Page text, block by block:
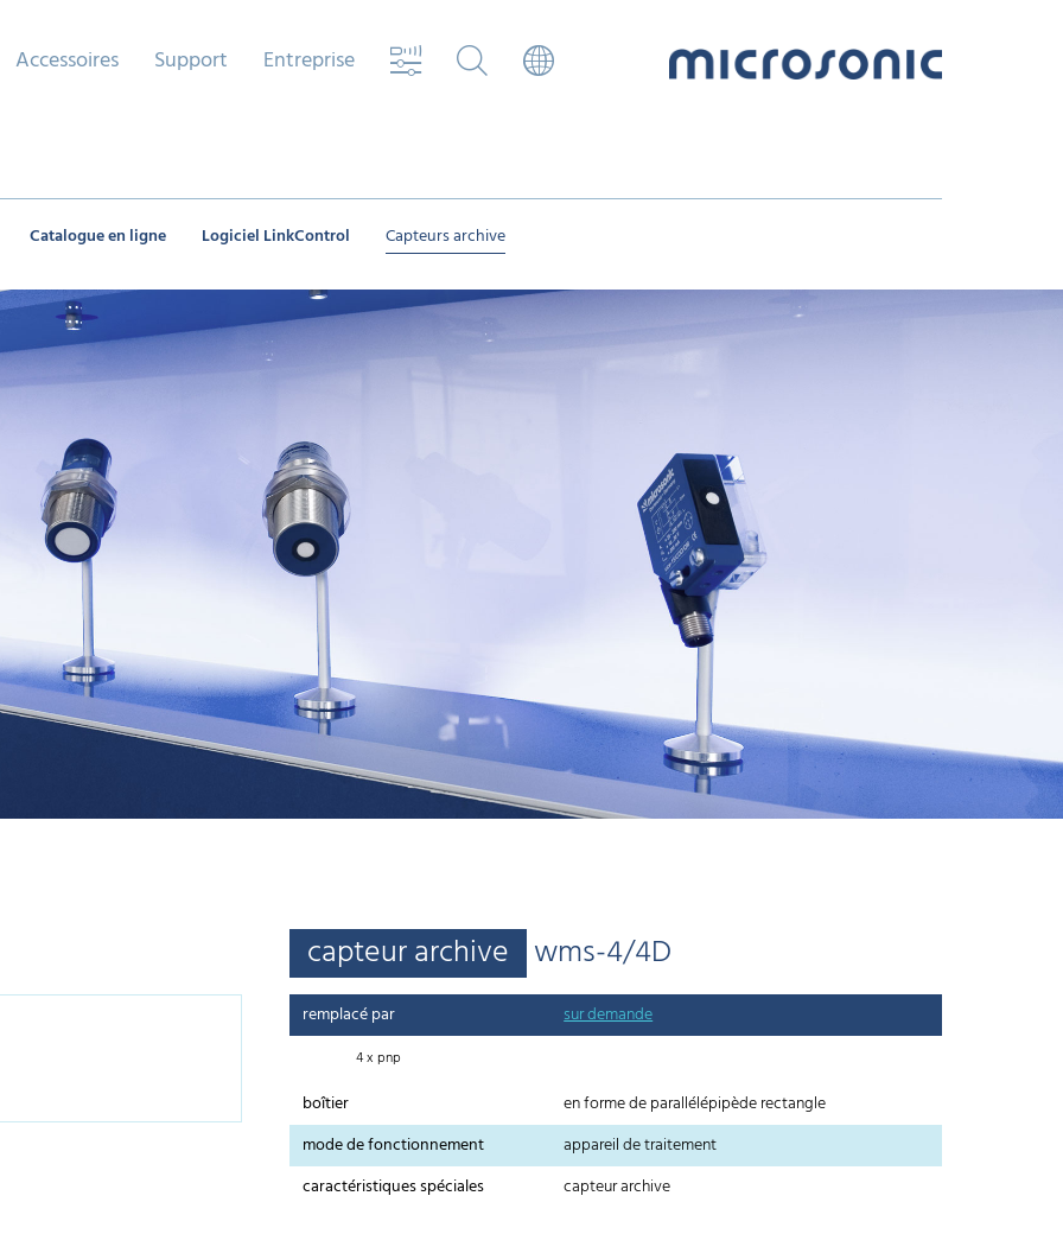
Accessoires Support Entreprise
Catalogue en ligne Logiciel LinkControl Capteurs archive
capteur archive wms-4/4D
remplacé par sur demande
4 x pnp
boîtier
en forme de parallélépipède rectangle
mode de fonctionnement
appareil de traitement
caractéristiques spéciales
capteur archive